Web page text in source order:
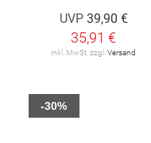
UVP 39,90 €
35,91 €
inkl. MwSt. zzgl. Versand
-30%